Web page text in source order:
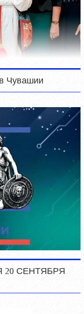
Чувашии
СЕНТЯБРЯ